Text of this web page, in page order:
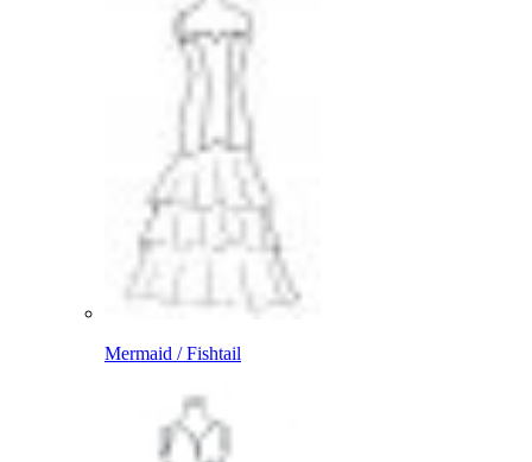
Mermaid / Fishtail